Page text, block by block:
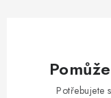
Potřebujete